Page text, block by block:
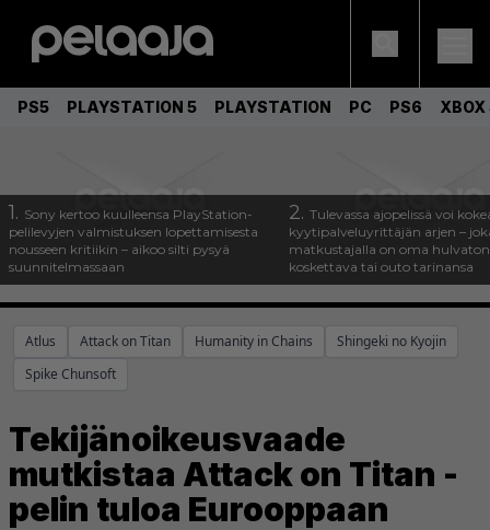
PS5 PLAYSTATION 5 PLAYSTATION PC PS6 XBOX
1. Sony kertoo kuulleensa PlayStation-
pelilevyjen valmistuksen lopettamisesta
nousseen kritiikin – aikoo silti pysyä
suunnitelmassaan
2. Tulevassa ajopelissä voi
kyytipalveluyrittäjän arjen –
matkustajalla on oma
koskettava tai outo tarinansa
Atlus Attack on Titan Humanity in Chains
Shingeki no Kyojin
Spike Chunsoft
Tekijänoikeusvaade
mutkistaa Attack on Titan -
pelin tuloa Eurooppaan